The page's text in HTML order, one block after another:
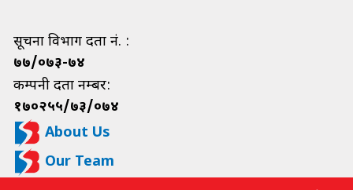
सूचना विभाग दर्ता नं. :
७७/०७३-७४
कम्पनी दर्ता नम्बर:
१७०२५५/७३/०७४
About Us
Our Team